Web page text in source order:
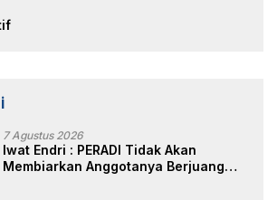
7 Agustus 2026
Iwat Endri : PERADI Tidak Akan
Membiarkan Anggotanya Berjuang